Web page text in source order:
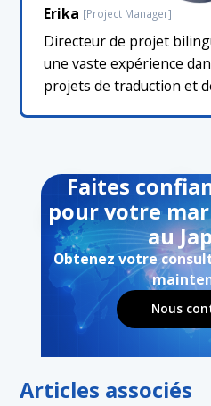
Erika [Project Manager]
Directeur de projet
une vaste expérience
projets de traduction et
Faites
pour votre
au
Obtenez votre
Nous
Articles associés